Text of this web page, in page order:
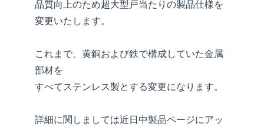
品質向上のため超大型戸当たりの製品仕様を
変更いたします。
これまで、黄銅および鉄で構成していた金属
部材を
すべてステンレス製とする変更になります。
詳細に関しましては近日中製品ページにアッ